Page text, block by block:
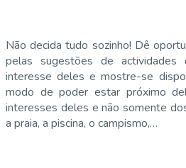
Não decida tudo sozinho! Dê
pelas sugestões de
interesse deles e mostre-se
modo de poder estar próximo
interesses deles e não somente
a praia, a piscina, o campismo,…